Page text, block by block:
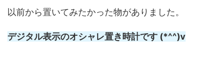
以前から置いてみたかった物がありました。
デジタル表示のオシャレ置き時計です (*^^)v